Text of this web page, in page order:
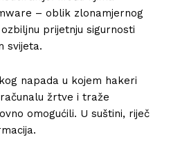
– oblik zlonamjernog
prijetnju sigurnosti
svijeta.
napada u kojem hakeri
žrtve i traže
omogućili. U suštini, riječ